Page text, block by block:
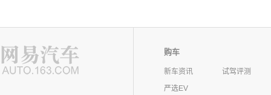
购车
新车资讯
试驾评测
严选EV